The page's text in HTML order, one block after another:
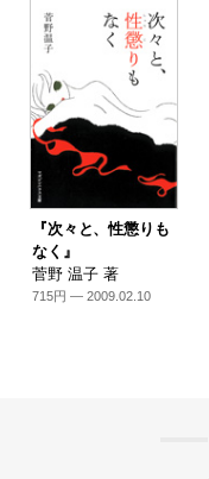
『次々と、性懲りも
なく』
菅野 温子 著
715円 — 2009.02.10